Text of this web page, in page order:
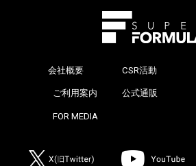
会社概要 CSR活動
ご利用案内 公式通販
FOR MEDIA